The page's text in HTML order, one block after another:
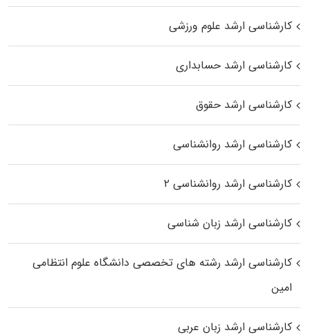
کارشناسی ارشد علوم ورزشی
کارشناسی ارشد حسابداری
کارشناسی ارشد حقوق
کارشناسی ارشد روانشناسی
کارشناسی ارشد روانشناسی ۲
کارشناسی ارشد زبان شناسی
کارشناسی ارشد رﺷﺘﻪ ﻫﺎی تخصصی داﻧﺸﮕﺎه ﻋﻠﻮم انتظامی
اﻣﻴﻦ
کارشناسی ارشد زبان عربی